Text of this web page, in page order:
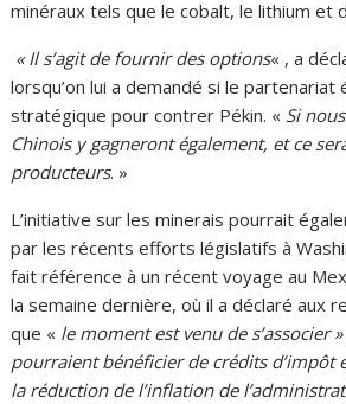
minéraux tels que le cobalt, le lithium et
« Il s’agit de fournir des options« , a
lorsqu’on lui a demandé si le partenariat
stratégique pour contrer Pékin. « Si
Chinois y gagneront également, et ce
producteurs. »
L’initiative sur les minerais pourrait
par les récents efforts législatifs à
fait référence à un récent voyage au
la semaine dernière, où il a déclaré aux
que « le moment est venu de s’associer
pourraient bénéficier de crédits d’impôt
la réduction de l’inflation de